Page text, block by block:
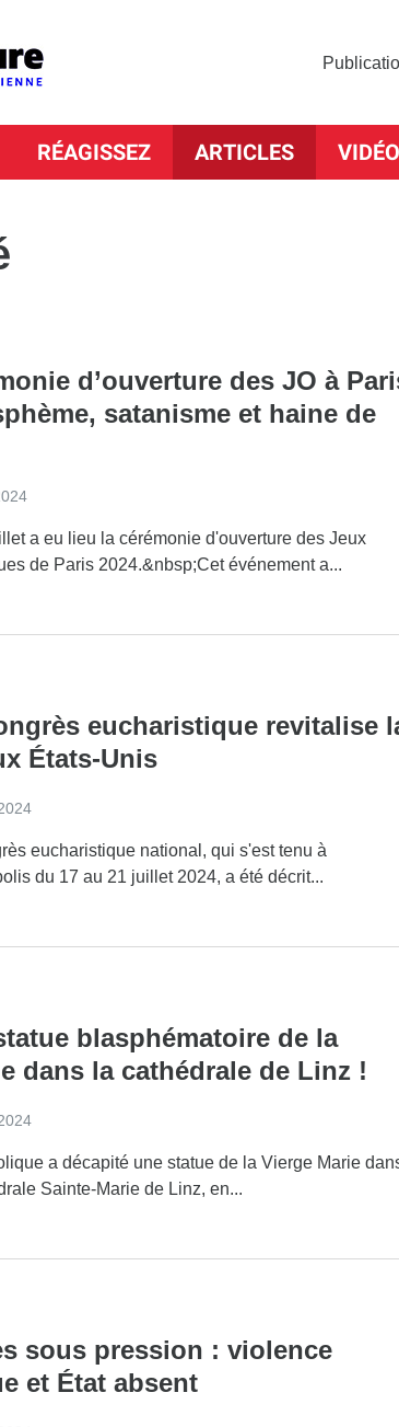
RÉAGISSEZ ARTICLES
d’ouverture des JO à
satanisme et haine de
a eu lieu la cérémonie d'ouverture des Jeux
de Paris 2024.&nbsp;Cet événement a...
eucharistique revitalise
États-Unis
eucharistique national, qui s'est tenu à
du 17 au 21 juillet 2024, a été décrit...
blasphématoire de la
dans la cathédrale de Linz !
a décapité une statue de la Vierge Marie
Sainte-Marie de Linz, en...
sous pression : violence
et État absent